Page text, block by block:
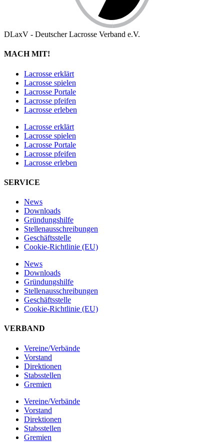
DLaxV - Deutscher Lacrosse Verband e.V.
MACH MIT!
Lacrosse erklärt
Lacrosse spielen
Lacrosse Portale
Lacrosse pfeifen
Lacrosse erleben
Lacrosse erklärt
Lacrosse spielen
Lacrosse Portale
Lacrosse pfeifen
Lacrosse erleben
SERVICE
News
Downloads
Gründungshilfe
Stellen­ausschreibungen
Geschäftsstelle
Cookie-Richtlinie (EU)
News
Downloads
Gründungshilfe
Stellen­ausschreibungen
Geschäftsstelle
Cookie-Richtlinie (EU)
VERBAND
Vereine/Verbände
Vorstand
Direktionen
Stabsstellen
Gremien
Vereine/Verbände
Vorstand
Direktionen
Stabsstellen
Gremien